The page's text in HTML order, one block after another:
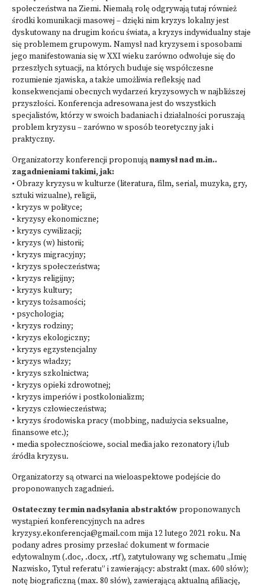
społeczeństwa na Ziemi. Niemałą rolę odgrywają tutaj również
środki komunikacji masowej – dzięki nim kryzys lokalny jest
dyskutowany na drugim końcu świata, a kryzys indywidualny staje
się problemem grupowym. Namysł nad kryzysem i sposobami
jego manifestowania się w XXI wieku zarówno odwołuje się do
przeszłych sytuacji, na których buduje się współczesne
rozumienie zjawiska, a także umożliwia refleksję nad
konsekwencjami obecnych wydarzeń kryzysowych w najbliższej
przyszłości. Konferencja adresowana jest do wszystkich
specjalistów, którzy w swoich badaniach i działalności poruszają
problem kryzysu – zarówno w sposób teoretyczny jak i
praktyczny.
Organizatorzy konferencji proponująnamysł nad m.in..
zagadnieniami takimi, jak:
• Obrazy kryzysu w kulturze (literatura, film, serial, muzyka, gry,
sztuki wizualne), religii,
• kryzys w polityce;
• kryzysy ekonomiczne;
• kryzys cywilizacji;
• kryzys (w) historii;
• kryzys migracyjny;
• kryzys społeczeństwa;
• kryzys religijny;
• kryzys kultury;
• kryzys tożsamości;
• psychologia;
• kryzys rodziny;
• kryzys ekologiczny;
• kryzys egzystencjalny
• kryzys władzy;
• kryzys szkolnictwa;
• kryzys opieki zdrowotnej;
• kryzys imperiów i postkolonializm;
• kryzys człowieczeństwa;
• kryzys środowiska pracy (mobbing, nadużycia seksualne,
finansowe etc.);
• media społecznościowe, social media jako rezonatory i/lub
źródła kryzysu.
Organizatorzy są otwarci na wieloaspektowe podejście do
proponowanych zagadnień.
Ostateczny termin nadsyłania abstraktówproponowanych
wystąpień konferencyjnych na adres
kryzysy.ekonferencja@gmail.commija 12 lutego 2021 roku. Na
podany adres prosimy przesłać dokument w formacie
edytowalnym (.doc, .docx, .rtf), zatytułowany wg schematu „Imię
Nazwisko, Tytuł referatu” i zawierający: abstrakt (max. 600 słów);
notę biograficzną (max. 80 słów), zawierającą aktualną afiliację,